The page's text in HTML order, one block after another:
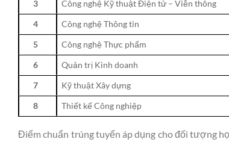
3
Công nghệ Kỹ thuật Điện tử – Viễn thông
4
Công nghệ Thông tin
5
Công nghệ Thực phẩm
6
Quản trị Kinh doanh
7
Kỹ thuật Xây dựng
8
Thiết kế Công nghiệp
Điểm chuẩn trúng tuyển áp dụng cho đối tượng